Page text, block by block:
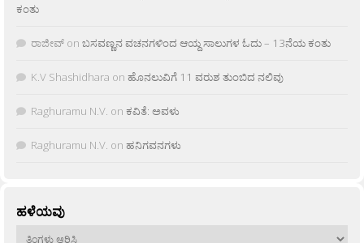
ಕಂತು
ರಾಜೀವ್ on ಬಸವಣ್ಣನ ವಚನಗಳಿಂದ ಆಯ್ದ ಸಾಲುಗಳ ಓದು – 13ನೆಯ ಕಂತು
K.V Shashidhara on ಹೊನಲುವಿಗೆ 11 ವರುಶ ತುಂಬಿದ ನಲಿವು
Raghuramu N.V. on ಕವಿತೆ: ಅವಳು
Raghuramu N.V. on ಹನಿಗವನಗಳು
ಹಳೆಯವು
ಹಳೆಯವು